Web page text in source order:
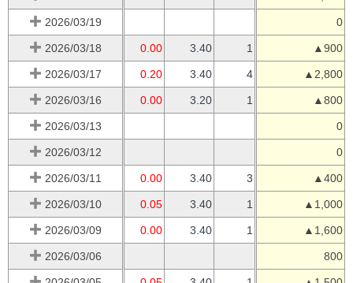
2026/03/19 0
2026/03/18 0.00 3.40 1 ▲900
2026/03/17 0.20 3.40 4 ▲2,800
2026/03/16 0.00 3.20 1 ▲800
2026/03/13 0
2026/03/12 0
2026/03/11 0.00 3.40 3 ▲400
2026/03/10 0.05 3.40 1 ▲1,000
2026/03/09 0.00 3.40 1 ▲1,600
2026/03/06 800